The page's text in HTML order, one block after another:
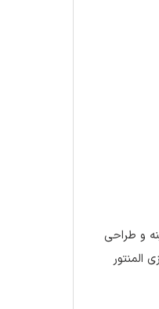
و طراحی
المنتور